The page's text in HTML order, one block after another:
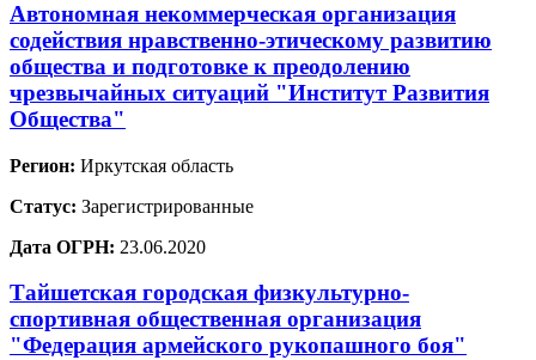
Автономная некоммерческая организация
содействия нравственно-этическому развитию
общества и подготовке к преодолению
чрезвычайных ситуаций "Институт Развития
Общества"
Регион: Иркутская область
Статус: Зарегистрированные
Дата ОГРН: 23.06.2020
Тайшетская городская физкультурно-
спортивная общественная организация
"Федерация армейского рукопашного боя"